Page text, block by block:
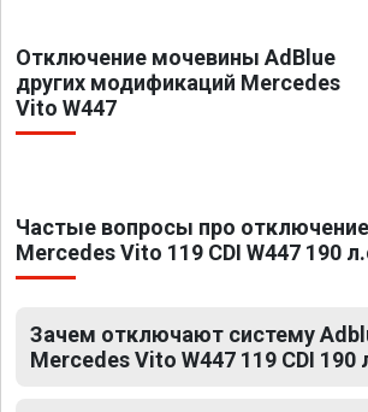
Отключение мочевины AdBlue
других модификаций Mercedes
Vito W447
Частые вопросы про
Mercedes Vito 119 CDI W447 190
Зачем отключают систему
Mercedes Vito W447 119 CDI 190